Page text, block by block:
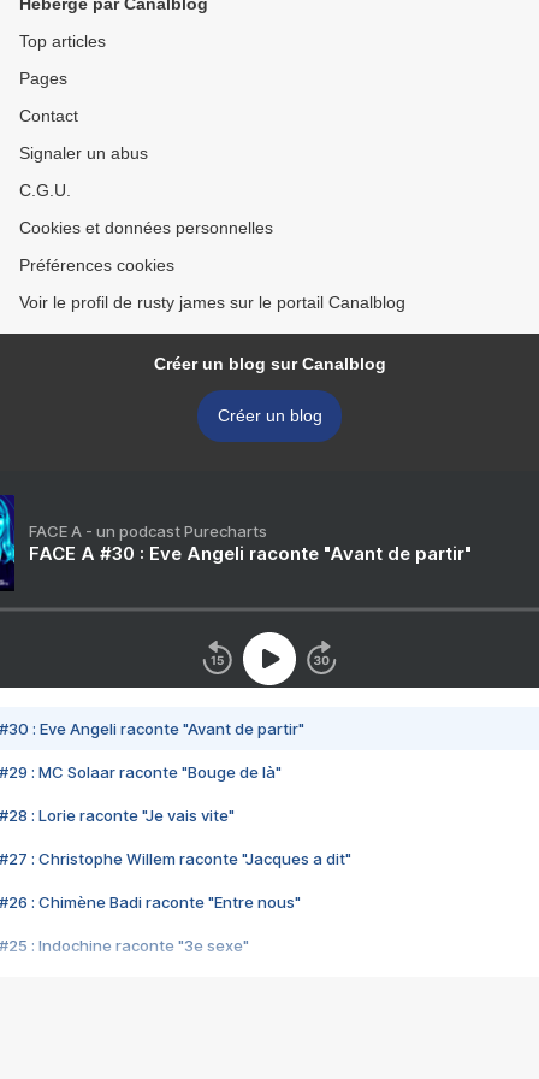
Top articles
Pages
Contact
Signaler un abus
C.G.U.
Cookies et données personnelles
Préférences cookies
Voir le profil de rusty james sur le portail Canalblog
Créer un blog sur Canalblog
Créer un blog
FACE A - un podcast Purecharts
FACE A #30 : Eve Angeli raconte "Avant de partir"
#30 : Eve Angeli raconte "Avant de partir"
#29 : MC Solaar raconte "Bouge de là"
#28 : Lorie raconte "Je vais vite"
#27 : Christophe Willem raconte "Jacques a dit"
#26 : Chimène Badi raconte "Entre nous"
#25 : Indochine raconte "3e sexe"